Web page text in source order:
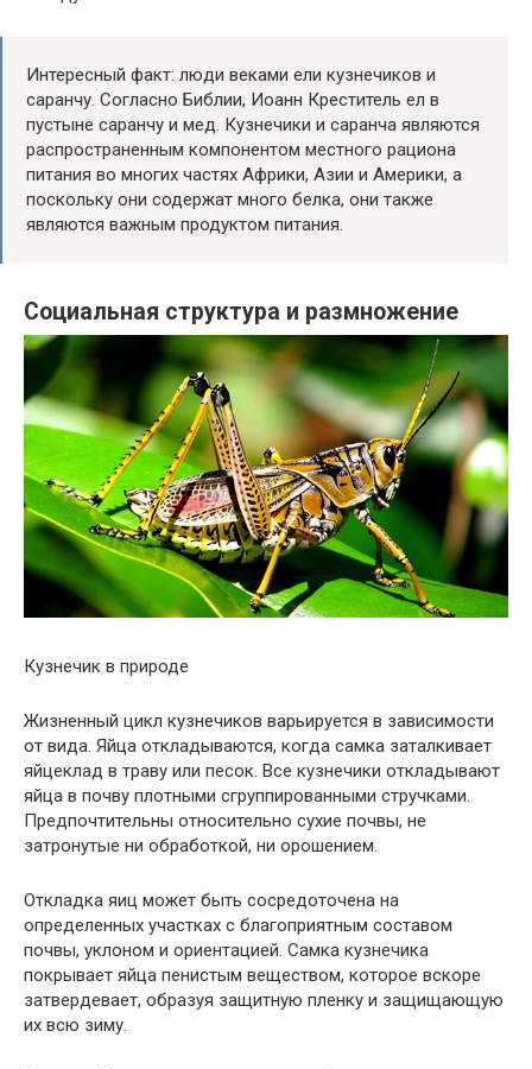
Интересный факт: люди веками ели кузнечиков и
саранчу. Согласно Библии, Иоанн Креститель ел в
пустыне саранчу и мед. Кузнечики и саранча являются
распространенным компонентом местного рациона
питания во многих частях Африки, Азии и Америки, а
поскольку они содержат много белка, они также
являются важным продуктом питания.
Социальная структура и размножение
Кузнечик в природе
Жизненный цикл кузнечиков варьируется в зависимости
от вида. Яйца откладываются, когда самка заталкивает
яйцеклад в траву или песок. Все кузнечики откладывают
яйца в почву плотными сгруппированными стручками.
Предпочтительны относительно сухие почвы, не
затронутые ни обработкой, ни орошением.
Откладка яиц может быть сосредоточена на
определенных участках с благоприятным составом
почвы, уклоном и ориентацией. Самка кузнечика
покрывает яйца пенистым веществом, которое вскоре
затвердевает, образуя защитную пленку и защищающую
их всю зиму.